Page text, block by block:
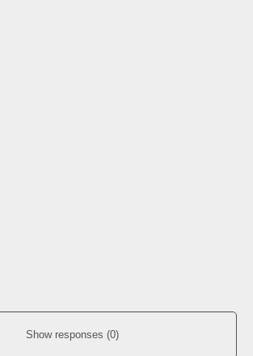
Show responses (0)